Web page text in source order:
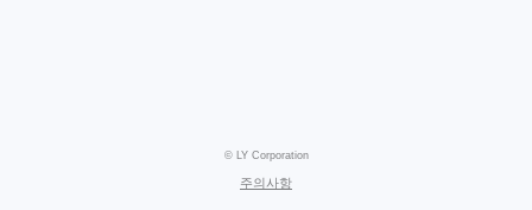
© LY Corporation
주의사항